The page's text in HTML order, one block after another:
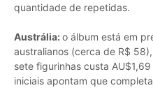
quantidade de repetidas.
Austrália:o álbum está em
australianos (cerca de R$
sete figurinhas custa
iniciais apontam que